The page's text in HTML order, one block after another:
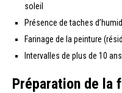
soleil
Présence de taches
Farinage de la peinture
Intervalles de plus de 10
Préparation de la